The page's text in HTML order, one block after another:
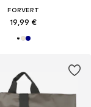
FORVERT
19,99 €